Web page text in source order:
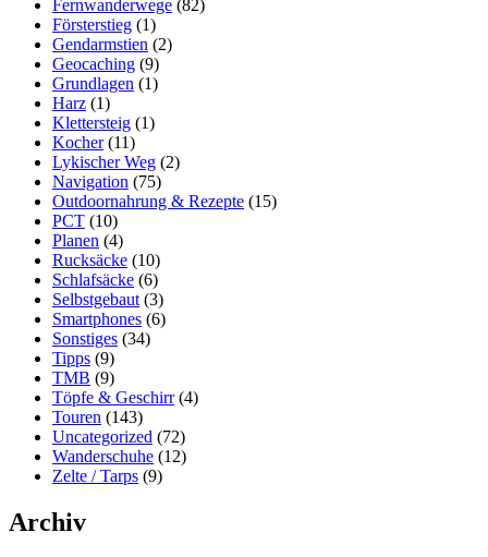
Fernwanderwege (82)
Försterstieg (1)
Gendarmstien (2)
Geocaching (9)
Grundlagen (1)
Harz (1)
Klettersteig (1)
Kocher(11)
Lykischer Weg (2)
Navigation (75)
Outdoornahrung & Rezepte (15)
PCT (10)
Planen (4)
Rucksäcke (10)
Schlafsäcke (6)
Selbstgebaut (3)
Smartphones (6)
Sonstiges (34)
Tipps (9)
TMB (9)
Töpfe & Geschirr(4)
Touren (143)
Uncategorized (72)
Wanderschuhe (12)
Zelte / Tarps (9)
Archiv